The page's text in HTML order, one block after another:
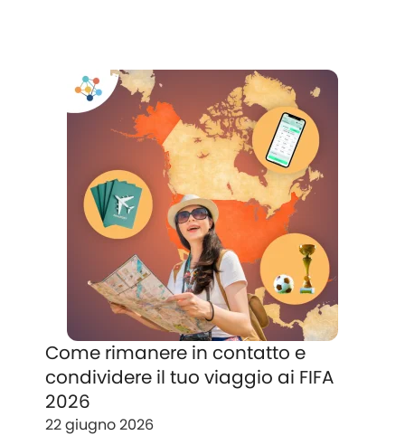
Come rimanere in contatto e
condividere il tuo viaggio ai FIFA
2026
22 giugno 2026